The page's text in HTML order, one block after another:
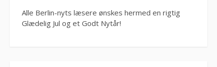
Alle Berlin-nyts læsere ønskes hermed en rigtig
Glædelig Jul og et Godt Nytår!